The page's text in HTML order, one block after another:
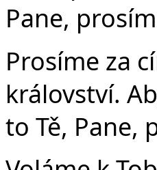
Pane,
Prosíme za
království.
to Tě, Pane,